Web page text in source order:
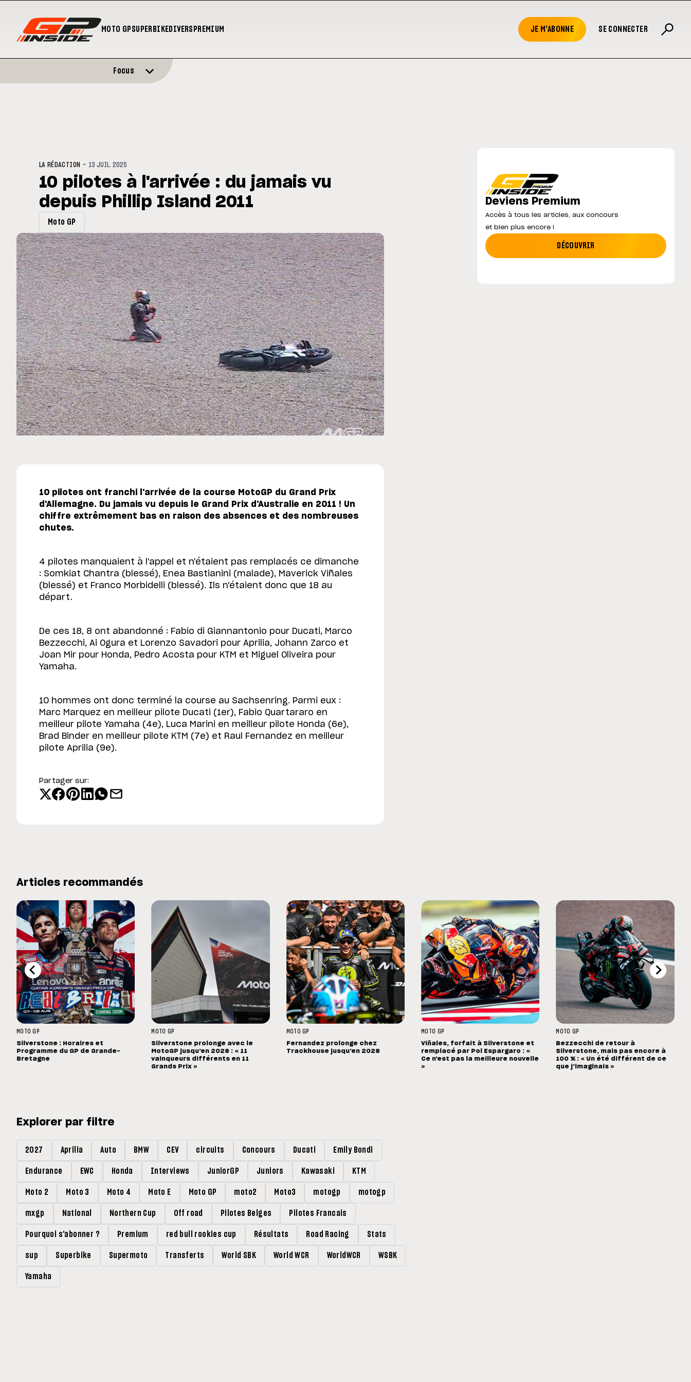
MOTO GPSUPERBIKEDIVERS PREMIUM JE M'ABONNE SE CONNECTER
club spécial dans
MOTO GP
Silverstone : Horaires et Programme du GP de
Grande-Bretagne
MOTO GP
Zarco évite l'opération et vise un retour en
septembre
MotoGP : les cinq constructeurs signent un
Focus
LA RÉDACTION - 13 JUIL. 2025
10 pilotes à l'arrivée : du jamais vu
depuis Phillip Island 2011
Moto GP
10 pilotes ont franchi l'arrivée de la course MotoGP du Grand Prix
d'Allemagne. Du jamais vu depuis le Grand Prix d'Australie en 2011 ! Un
chiffre extrêmement bas en raison des absences et des nombreuses
chutes.
4 pilotes manquaient à l'appel et n'étaient pas remplacés ce dimanche
: Somkiat Chantra (blessé), Enea Bastianini (malade), Maverick Viñales
(blessé) et Franco Morbidelli (blessé). Ils n'étaient donc que 18 au
départ.
De ces 18, 8 ont abandonné : Fabio di Giannantonio pour Ducati, Marco
Bezzecchi, Ai Ogura et Lorenzo Savadori pour Aprilia, Johann Zarco et
Joan Mir pour Honda, Pedro Acosta pour KTM et Miguel Oliveira pour
Yamaha.
10 hommes ont donc terminé la course au Sachsenring. Parmi eux :
Marc Marquez en meilleur pilote Ducati (1er), Fabio Quartararo en
meilleur pilote Yamaha (4e), Luca Marini en meilleur pilote Honda (6e),
Brad Binder en meilleur pilote KTM (7e) et Raul Fernandez en meilleur
pilote Aprilia (9e).
Partager sur:
Deviens Premium
Accès à tous les articles, aux concours
et bien plus encore !
DÉCOUVRIR
Articles recommandés
MOTO GP
Silverstone : Horaires et
Programme du GP de Grande-
Bretagne
MOTO GP
Silverstone prolonge avec le
MotoGP jusqu'en 2028 : « 11
vainqueurs différents en 11
Grands Prix »
MOTO GP
Fernandez prolonge chez
Trackhouse jusqu'en 2028
MOTO GP
Viñales, forfait à Silverstone et
remplacé par Pol Espargaro : «
Ce n'est pas la meilleure nouvelle
»
MOTO GP
Bezzecchi de retour à
Silverstone, mais pas encore à
100 % : « Un été différent de ce
que j'imaginais »
Explorer par filtre
2027 Aprilia Auto BMW CEV circuits Concours Ducati Emily Bondi
Endurance EWC Honda Interviews JuniorGP Juniors Kawasaki KTM
Moto 2 Moto 3 Moto 4 Moto E Moto GP moto2 Moto3 motogp motogp
mxgp National Northern Cup Off road Pilotes Belges Pilotes Francais
Pourquoi s'abonner ? Premium red bull rookies cup Résultats Road Racing Stats
sup Superbike Supermoto Transferts World SBK World WCR WorldWCR WSBK
Yamaha